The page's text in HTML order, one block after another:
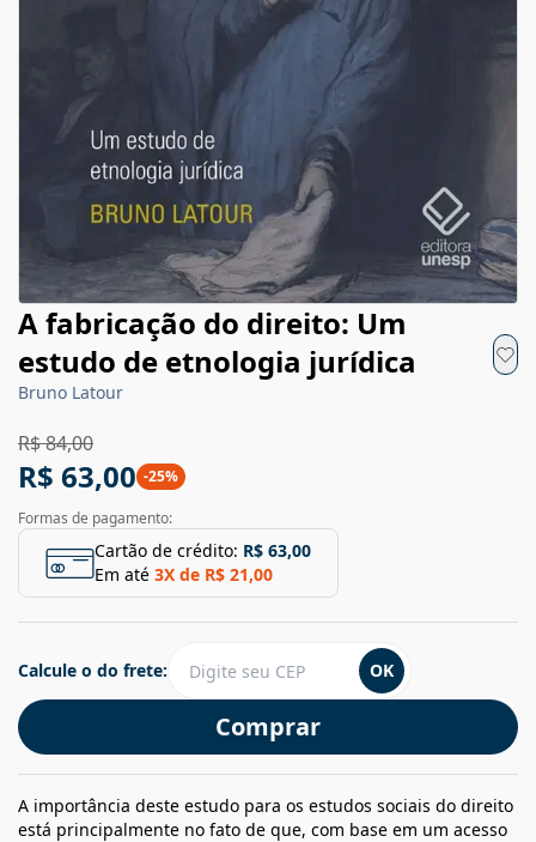
A fabricação do direito: Um
estudo de etnologia jurídica
Bruno Latour
R$ 84,00
R$ 63,00 -25%
Formas de pagamento:
Cartão de crédito: R$ 63,00
Em até 3X de R$ 21,00
Comprar
Calcule o do frete: OK
A importância deste estudo para os estudos sociais do direito
está principalmente no fato de que, com base em um acesso